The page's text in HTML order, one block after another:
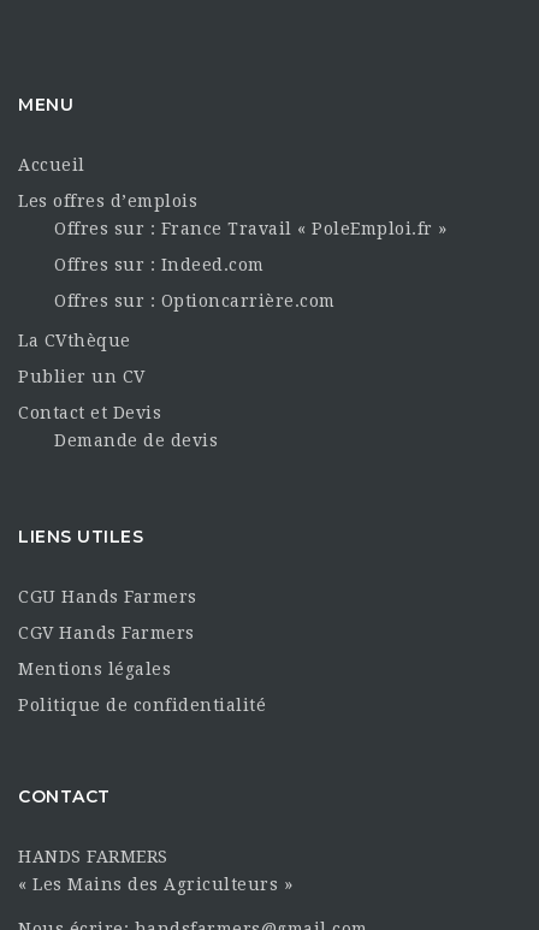
MENU
Accueil
Les offres d’emplois
Offres sur : France Travail « PoleEmploi.fr »
Offres sur : Indeed.com
Offres sur : Optioncarrière.com
La CVthèque
Publier un CV
Contact et Devis
Demande de devis
LIENS UTILES
CGU Hands Farmers
CGV Hands Farmers
Mentions légales
Politique de confidentialité
CONTACT
HANDS FARMERS
« Les Mains des Agriculteurs »